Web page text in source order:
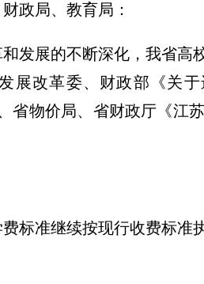
政局、教育局：
发展的不断深化，我省
展改革委、财政部《关
省物价局、省财政厅《
标准继续按现行收费标